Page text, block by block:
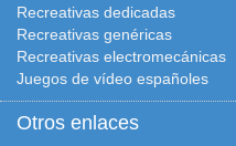
Recreativas dedicadas
Recreativas genéricas
Recreativas electromecánicas
Juegos de vídeo españoles
Otros enlaces